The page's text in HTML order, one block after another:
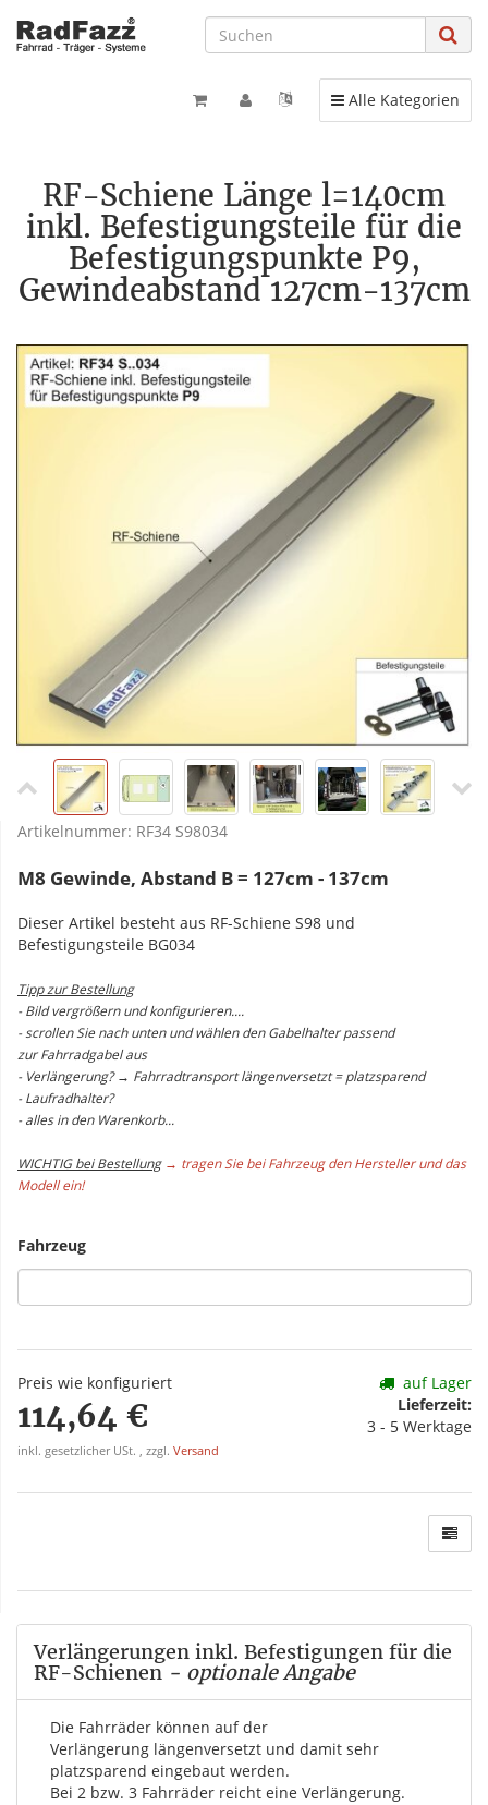
Toggle navigation
Alle Kategorien
RF-Schiene Länge l=140cm
inkl. Befestigungsteile für die
Befestigungspunkte P9,
Gewindeabstand 127cm-137cm
Artikelnummer: RF34 S98034
M8 Gewinde, Abstand B = 127cm - 137cm
Dieser Artikel besteht aus RF-Schiene S98 und
Befestigungsteile BG034
Tipp zur Bestellung
- Bild vergrößern und konfigurieren....
- scrollen Sie nach unten und wählen den Gabelhalter passend
zur Fahrradgabel aus
- Verlängerung? → Fahrradtransport längenversetzt = platzsparend
- Laufradhalter?
- alles in den Warenkorb...
WICHTIG bei Bestellung → tragen Sie bei Fahrzeug den Hersteller und das
Modell ein!
Fahrzeug
Preis wie konfiguriert
114,64 €
inkl. gesetzlicher USt. , zzgl. Versand
auf Lager
Lieferzeit:
3 - 5 Werktage
Verlängerungen inkl. Befestigungen für die
RF-Schienen - optionale Angabe
Die Fahrräder können auf der
Verlängerung längenversetzt und damit sehr
platzsparend eingebaut werden.
Bei 2 bzw. 3 Fahrräder reicht eine Verlängerung.